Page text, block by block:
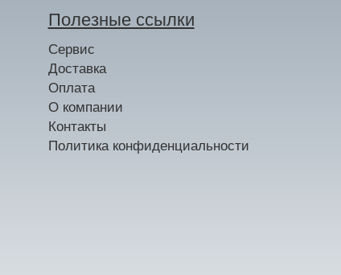
Полезные ссылки
Сервис
Доставка
Оплата
О компании
Контакты
Политика конфиденциальности